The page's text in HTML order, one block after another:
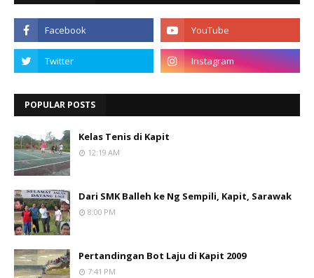
POPULAR POSTS
Kelas Tenis di Kapit
12:19 AM
Dari SMK Balleh ke Ng Sempili, Kapit, Sarawak
8:00 PM
Pertandingan Bot Laju di Kapit 2009
7:41 PM